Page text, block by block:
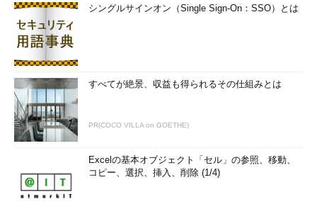
シングルサインオン（Single Sign-On：SSO）とは
すべてが絶景、収益も得られるその仕組みとは
PR(COCO VILLA on GOETHE)
Excelの基本オブジェクト「セル」の参照、移動、
コピー、選択、挿入、削除 (1/4)